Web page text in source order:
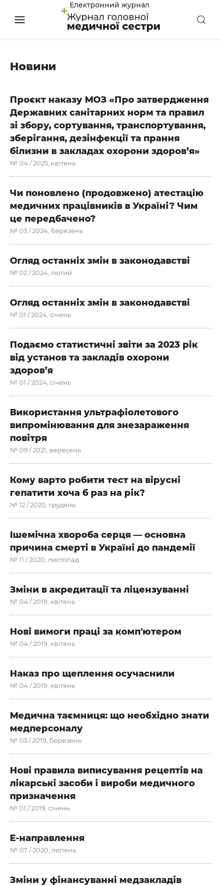
Електронний журнал
Новини
Проєкт наказу МОЗ «Про затвердження
Державних санітарних норм та правил
зі збору, сортування, транспортування,
зберігання, дезінфекції та прання
білизни в закладах охорони здоров’я»
№ 04 / 2025, квітень
Чи поновлено (продовжено) атестацію
медичних працівників в Україні? Чим
це передбачено?
№ 03 / 2024, березень
Огляд останніх змін в законодавстві
№ 02 / 2024, лютий
Огляд останніх змін в законодавстві
№ 01 / 2024, січень
Подаємо статистичні звіти за 2023 рік
від установ та закладів охорони
здоров’я
№ 01 / 2024, січень
Використання ультрафіолетового
випромінювання для знезараження
повітря
№ 09 / 2021, вересень
Кому варто робити тест на вірусні
гепатити хоча б раз на рік?
№ 12 / 2020, грудень
Ішемічна хвороба серця — основна
причина смерті в Україні до пандемії
№ 11 / 2020, листопад
Зміни в акредитації та ліцензуванні
№ 04 / 2019, квітень
Нові вимоги праці за комп'ютером
№ 04 / 2019, квітень
Наказ про щеплення осучаснили
№ 04 / 2019, квітень
Медична таємниця: що необхідно знати
медперсоналу
№ 03 / 2019, березень
Нові правила виписування рецептів на
лікарські засоби і вироби медичного
призначення
№ 01 / 2019, січень
E-направлення
№ 07 / 2020, липень
Зміни у фінансуванні медзакладів